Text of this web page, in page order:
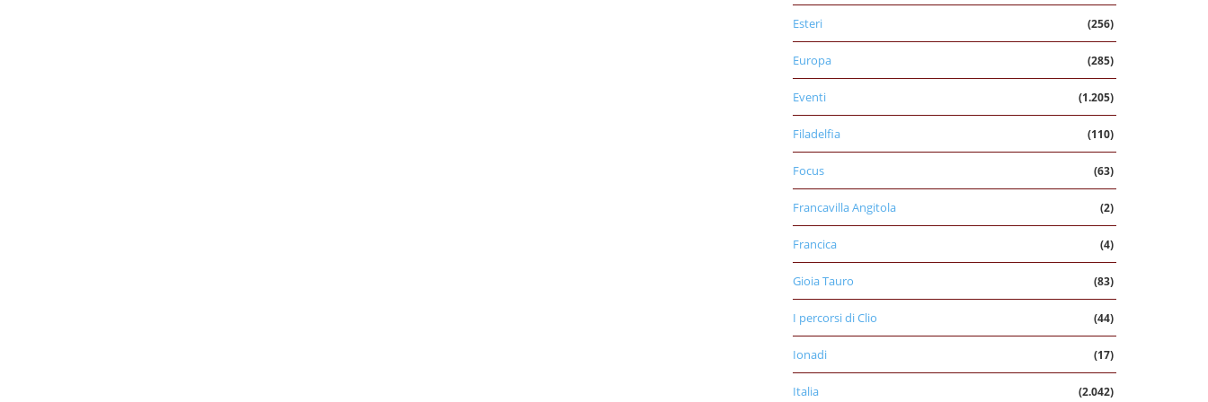
Esteri (256)
Europa (285)
Eventi (1.205)
Filadelfia (110)
Focus (63)
Francavilla Angitola (2)
Francica (4)
Gioia Tauro (83)
I percorsi di Clio (44)
Ionadi (17)
Italia (2.042)